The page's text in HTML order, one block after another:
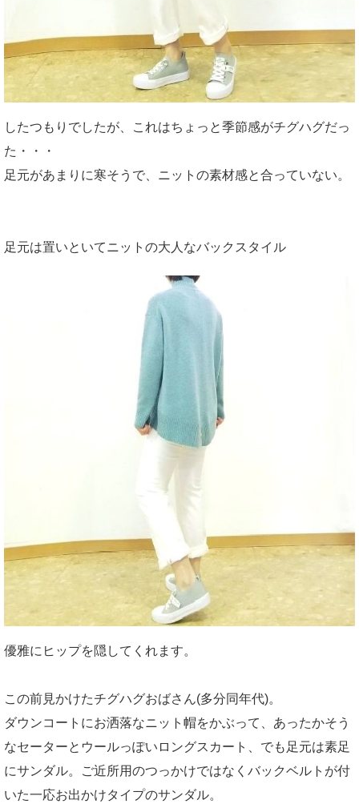
したつもりでしたが、これはちょっと季節感がチグハグだっ
た・・・
足元があまりに寒そうで、ニットの素材感と合っていない。
足元は置いといてニットの大人なバックスタイル
優雅にヒップを隠してくれます。
この前見かけたチグハグおばさん(多分同年代)。
ダウンコートにお洒落なニット帽をかぶって、あったかそう
なセーターとウールっぽいロングスカート、でも足元は素足
にサンダル。ご近所用のつっかけではなくバックベルトが付
いた一応お出かけタイプのサンダル。